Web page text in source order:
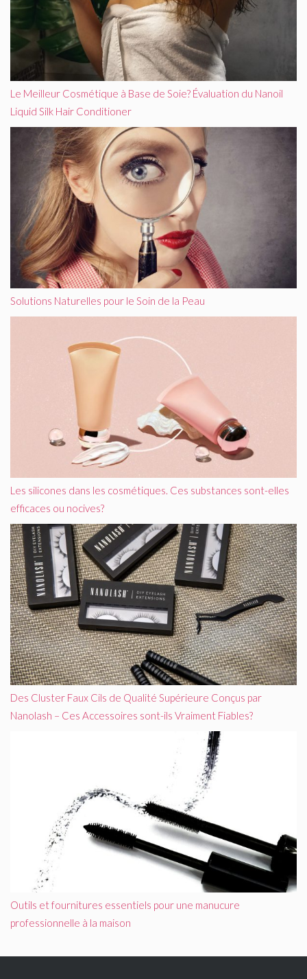
Le Meilleur Cosmétique à Base de Soie? Évaluation du Nanoil
Liquid Silk Hair Conditioner
Solutions Naturelles pour le Soin de la Peau
Les silicones dans les cosmétiques. Ces substances sont-elles
efficaces ou nocives?
Des Cluster Faux Cils de Qualité Supérieure Conçus par
Nanolash – Ces Accessoires sont-ils Vraiment Fiables?
Outils et fournitures essentiels pour une manucure
professionnelle à la maison